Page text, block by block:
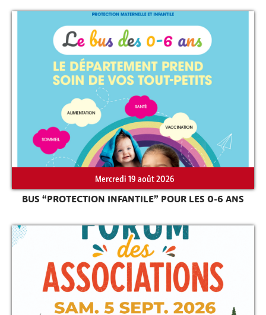
Rechercher sur le site
Mercredi 19 août 2026
BUS “PROTECTION INFANTILE” POUR LES 0-6 ANS